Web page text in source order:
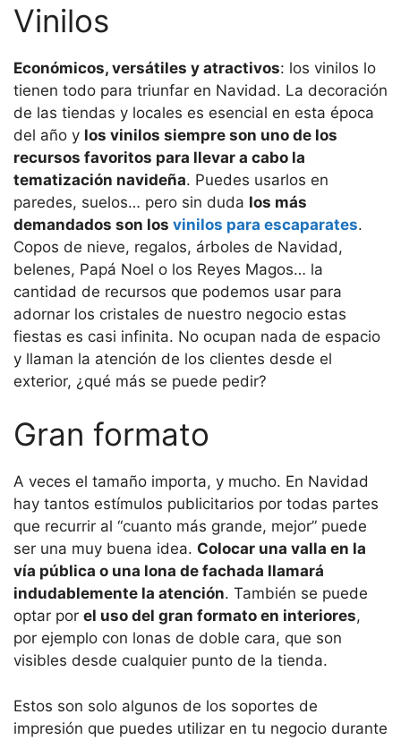
Vinilos
Económicos, versátiles y atractivos: los vinilos lo
tienen todo para triunfar en Navidad. La decoración
de las tiendas y locales es esencial en esta época
del año y los vinilos siempre son uno de los
recursos favoritos para llevar a cabo la
tematización navideña. Puedes usarlos en
paredes, suelos… pero sin duda los más
demandados son los vinilos para escaparates.
Copos de nieve, regalos, árboles de Navidad,
belenes, Papá Noel o los Reyes Magos… la
cantidad de recursos que podemos usar para
adornar los cristales de nuestro negocio estas
fiestas es casi infinita. No ocupan nada de espacio
y llaman la atención de los clientes desde el
exterior, ¿qué más se puede pedir?
Gran formato
A veces el tamaño importa, y mucho. En Navidad
hay tantos estímulos publicitarios por todas partes
que recurrir al “cuanto más grande, mejor” puede
ser una muy buena idea. Colocar una valla en la
vía pública o una lona de fachada llamará
indudablemente la atención. También se puede
optar por el uso del gran formato en interiores,
por ejemplo con lonas de doble cara, que son
visibles desde cualquier punto de la tienda.
Estos son solo algunos de los soportes de
impresión que puedes utilizar en tu negocio durante